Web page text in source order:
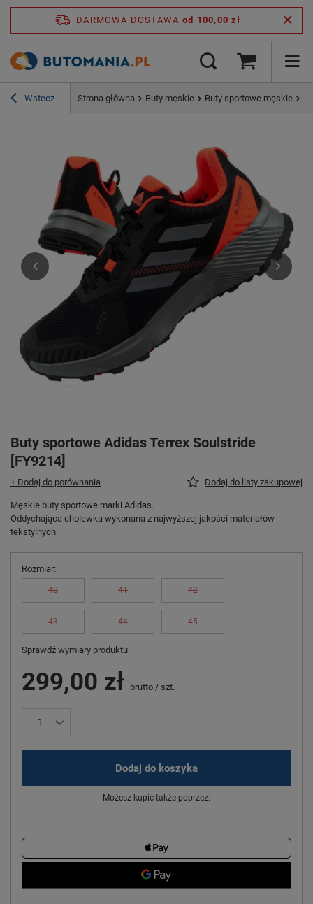
DARMOWA DOSTAWA od 100,00 zł
Wstecz Strona główna Buty męskie Buty sportowe męskie
Buty sportowe Adidas Terrex Soulstride
[FY9214]
+ Dodaj do porównania Dodaj do listy zakupowej
Męskie buty sportowe marki Adidas.
Oddychająca cholewka wykonana z najwyższej jakości materiałów
tekstylnych.
Rozmiar
40 41 42
43 44 45
Sprawdź wymiary produktu
299,00 zł brutto / szt.
Dodaj do koszyka
Możesz kupić także poprzez: